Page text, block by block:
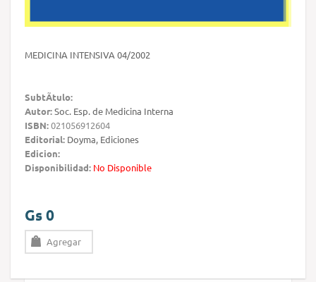
MEDICINA INTENSIVA 04/2002
SubtÃ­tulo:
Autor:Soc. Esp. de Medicina Interna
ISBN:021056912604
Editorial: Doyma, Ediciones
Edicion:
Disponibilidad: No Disponible
Gs 0
Agregar